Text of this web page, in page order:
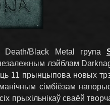
Death/Black Metal група
лэйблам
11 прынцыпова новых
сімбіёзам
прыхільнікаў сваёй